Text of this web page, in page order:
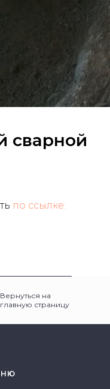
сварной
по ссылке:
Вернуться на
главную страницу